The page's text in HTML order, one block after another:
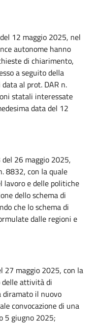
12 maggio 2025, nel
autonome hanno
di chiarimento,
a seguito della
al prot. DAR n.
statali interessate
data del 12
26 maggio 2025,
8832, con la quale
lavoro e delle politiche
dello schema di
che lo schema di
dalle regioni e
27 maggio 2025, con la
delle attività di
diramato il nuovo
convocazione di una
5 giugno 2025;